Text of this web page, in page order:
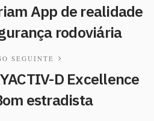
App de realidade
rodoviária
SEGUINTE
D Excellence
estradista